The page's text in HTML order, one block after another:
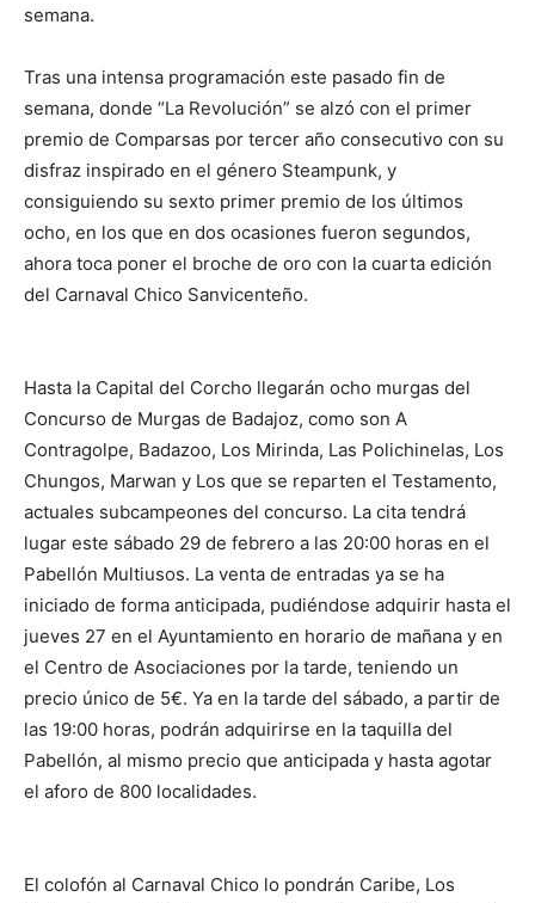
semana.
Tras una intensa programación este pasado fin de
semana, donde “La Revolución” se alzó con el primer
premio de Comparsas por tercer año consecutivo con su
disfraz inspirado en el género Steampunk, y
consiguiendo su sexto primer premio de los últimos
ocho, en los que en dos ocasiones fueron segundos,
ahora toca poner el broche de oro con la cuarta edición
del Carnaval Chico Sanvicenteño.
Hasta la Capital del Corcho llegarán ocho murgas del
Concurso de Murgas de Badajoz, como son A
Contragolpe, Badazoo, Los Mirinda, Las Polichinelas, Los
Chungos, Marwan y Los que se reparten el Testamento,
actuales subcampeones del concurso. La cita tendrá
lugar este sábado 29 de febrero a las 20:00 horas en el
Pabellón Multiusos. La venta de entradas ya se ha
iniciado de forma anticipada, pudiéndose adquirir hasta el
jueves 27 en el Ayuntamiento en horario de mañana y en
el Centro de Asociaciones por la tarde, teniendo un
precio único de 5€. Ya en la tarde del sábado, a partir de
las 19:00 horas, podrán adquirirse en la taquilla del
Pabellón, al mismo precio que anticipada y hasta agotar
el aforo de 800 localidades.
El colofón al Carnaval Chico lo pondrán Caribe, Los